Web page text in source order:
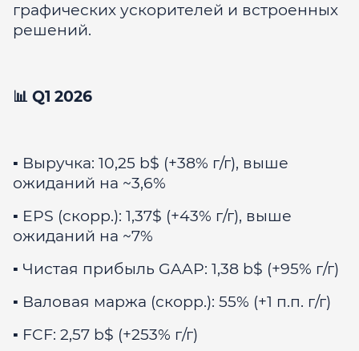
графических ускорителей и встроенных
решений.
📊 Q1 2026
▪️ Выручка: 10,25 b$ (+38% г/г), выше
ожиданий на ~3,6%
▪️ EPS (скорр.): 1,37$ (+43% г/г), выше
ожиданий на ~7%
▪️ Чистая прибыль GAAP: 1,38 b$ (+95% г/г)
▪️ Валовая маржа (скорр.): 55% (+1 п.п. г/г)
▪️ FCF: 2,57 b$ (+253% г/г)